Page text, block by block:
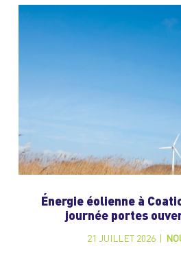
Énergie éolienne à
journée portes
21 JUILLET 2026